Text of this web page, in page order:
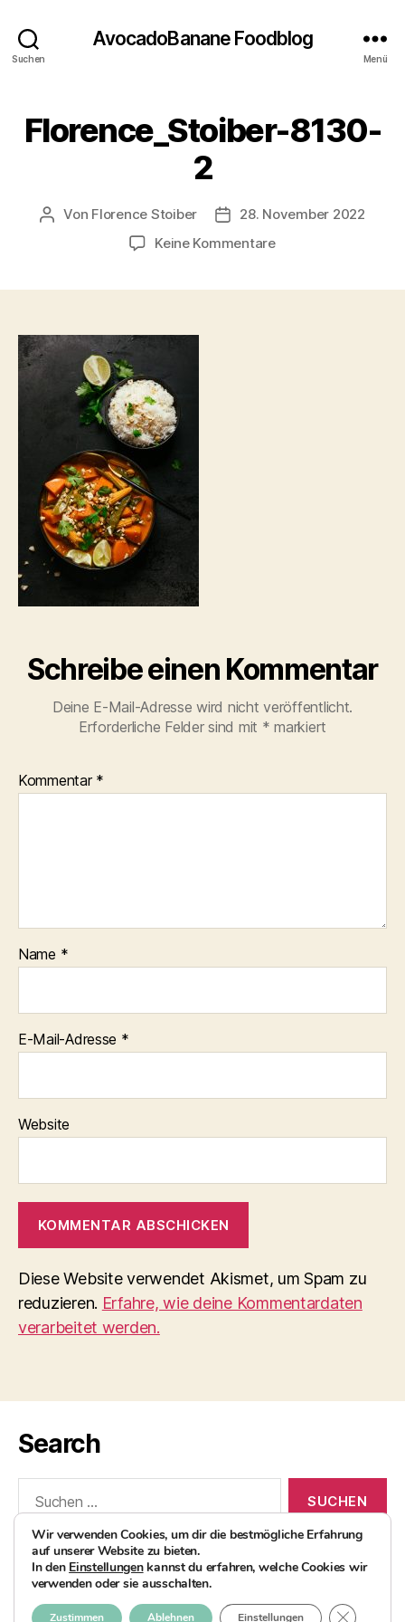
Suchen
AvocadoBanane Foodblog
Menü
Florence_Stoiber-8130-
2
Beitragsautor
Von Florence Stoiber Veröffentlichungsdatum
28. November 2022
Keine Kommentarezu
Schreibe einen Kommentar
Deine E-Mail-Adresse wird nicht veröffentlicht.
Erforderliche Felder sind mit * markiert
Kommentar *
Name *
E-Mail-Adresse *
Website
Diese Website verwendet Akismet, um Spam zu
reduzieren. Erfahre, wie deine Kommentardaten
verarbeitet werden.
Search
nach:
© 2026AvocadoBanane Foodblog
Wir verwenden Cookies, um dir die bestmögliche Erfahrung
auf unserer Website zu bieten.
In den Einstellungenkannst du erfahren, welche Cookies wir
verwenden oder sie ausschalten.
Zustimmen Ablehnen Einstellungen GDPR